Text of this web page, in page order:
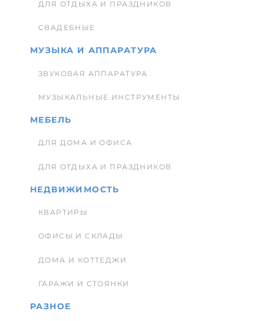
ДЛЯ ОТДЫХА И ПРАЗДНИКОВ
СВАДЕБНЫЕ
МУЗЫКА И АППАРАТУРА
ЗВУКОВАЯ АППАРАТУРА
МУЗЫКАЛЬНЫЕ ИНСТРУМЕНТЫ
МЕБЕЛЬ
ДЛЯ ДОМА И ОФИСА
ДЛЯ ОТДЫХА И ПРАЗДНИКОВ
НЕДВИЖИМОСТЬ
КВАРТИРЫ
ОФИСЫ И СКЛАДЫ
ДОМА И КОТТЕДЖИ
ГАРАЖИ И СТОЯНКИ
РАЗНОЕ